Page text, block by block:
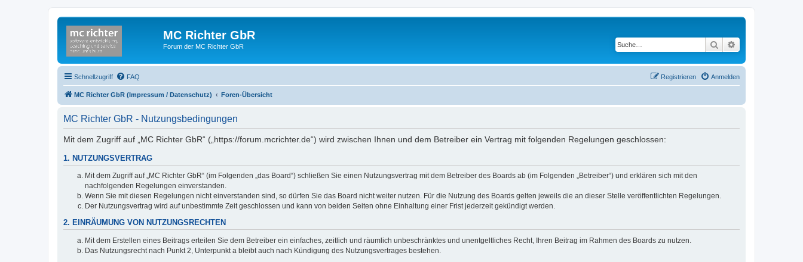
MC Richter GbR
Forum der MC Richter GbR Suche
Schnellzugriff FAQ Anmelden
Registrieren
MC Richter GbR (Impressum / Datenschutz) Foren-Übersicht
MC Richter GbR - Nutzungsbedingungen
Mit dem Zugriff auf „MC Richter GbR“ („https://forum.mcrichter.de“) wird zwischen Ihnen und dem Betreiber ein Vertrag mit folgenden Regelungen geschlossen:
1. NUTZUNGSVERTRAG
Mit dem Zugriff auf „MC Richter GbR“ (im Folgenden „das Board“) schließen Sie einen Nutzungsvertrag mit dem Betreiber des Boards ab (im Folgenden „Betreiber“) und erklären sich mit den
nachfolgenden Regelungen einverstanden.
Wenn Sie mit diesen Regelungen nicht einverstanden sind, so dürfen Sie das Board nicht weiter nutzen. Für die Nutzung des Boards gelten jeweils die an dieser Stelle veröffentlichten Regelungen.
Der Nutzungsvertrag wird auf unbestimmte Zeit geschlossen und kann von beiden Seiten ohne Einhaltung einer Frist jederzeit gekündigt werden.
2. EINRÄUMUNG VON NUTZUNGSRECHTEN
Mit dem Erstellen eines Beitrags erteilen Sie dem Betreiber ein einfaches, zeitlich und räumlich unbeschränktes und unentgeltliches Recht, Ihren Beitrag im Rahmen des Boards zu nutzen.
Das Nutzungsrecht nach Punkt 2, Unterpunkt a bleibt auch nach Kündigung des Nutzungsvertrages bestehen.